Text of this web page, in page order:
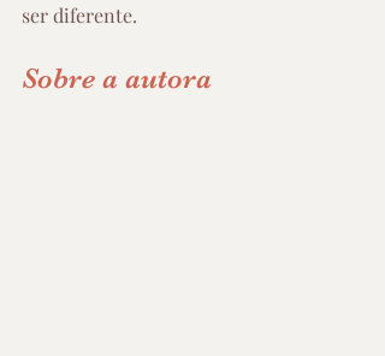
ser diferente.
Sobre a autora